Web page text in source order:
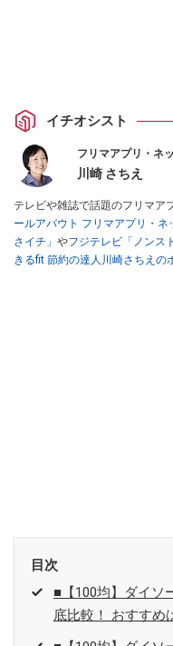
イチオシスト
フリマアプリ・ネ
川崎 さちえ
テレビや雑誌で話題のフリマア
ールアバウト フリマアプリ・
さイチ」 やフジテレビ「ノンス
きるfit 節約の達人川崎さちえの
スマホ1つでスキマ時間に効率
目次
■【100均】ダイソ
底比較！ おすすめ